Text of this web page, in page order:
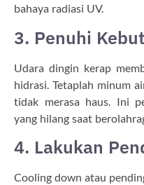
bahaya radiasi UV.
3. Penuhi
Udara dingin kerap
hidrasi. Tetaplah minum
tidak merasa haus. Ini
yang hilang saat
4. Lakukan
Cooling down atau